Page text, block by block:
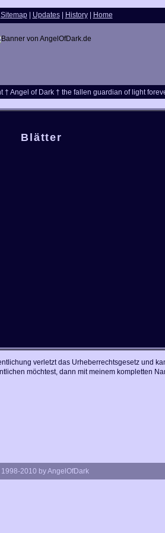
Sitemap Updates History Home
† Angel of Dark † the fallen guardian of light
Blätter
verletzt das Urheberrechtsgesetz und
möchtest, dann mit meinem kompletten
2010 by AngelOfDark